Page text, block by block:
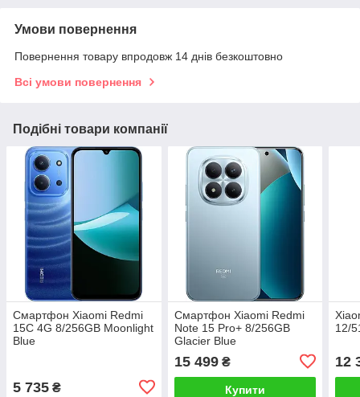
Умови повернення
Повернення товару впродовж 14 днів безкоштовно
Всі умови повернення
Подібні товари компанії
Смартфон Xiaomi Redmi
15C 4G 8/256GB Moonlight
Blue
5 735 ₴
Смартфон Xiaomi Redmi
Note 15 Pro+ 8/256GB
Glacier Blue
15 499₴
Купити
12/
12